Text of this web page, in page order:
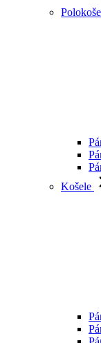
Košele